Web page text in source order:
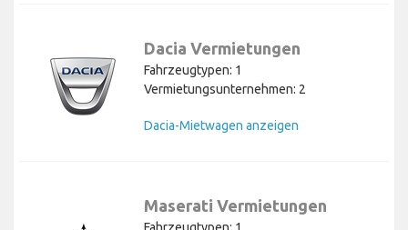
Dacia Vermietungen
Fahrzeugtypen: 1
Vermietungsunternehmen: 2
Dacia-Mietwagen anzeigen
Maserati Vermietungen
Fahrzeugtypen: 1